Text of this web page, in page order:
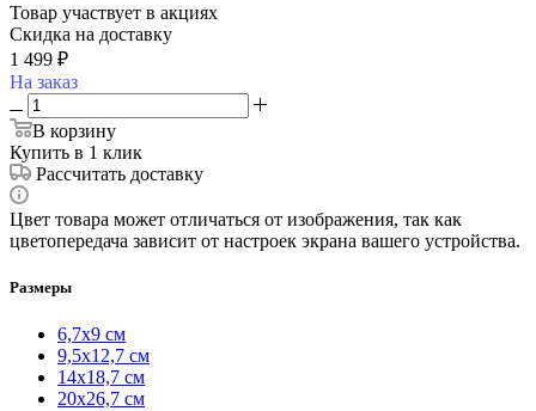
Товар участвует в акциях
Скидка на доставку
1 499 ₽
На заказ
В корзину
Купить в 1 клик
Рассчитать доставку
Цвет товара может отличаться от изображения, так как
цветопередача зависит от настроек экрана вашего устройства.
Размеры
6,7х9 см
9,5х12,7 см
14х18,7 см
20х26,7 см